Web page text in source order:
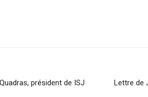
président de ISJ
Lettre de